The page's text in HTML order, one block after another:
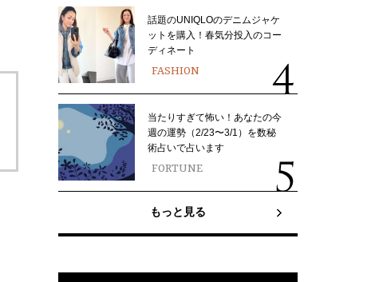
話題のUNIQLOのデニムジャケ
ットを購入！春気分投入のコー
ディネート
FASHION
当たりすぎて怖い！あなたの今
週の運勢（2/23〜3/1）を数秘
術占いで占います
FORTUNE
もっと見る